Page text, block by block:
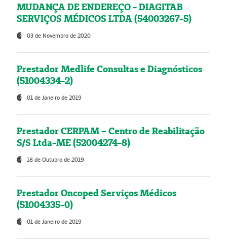
MUDANÇA DE ENDEREÇO - DIAGITAB
SERVIÇOS MÉDICOS LTDA (54003267-5)
03 de Novembro de 2020
Prestador Medlife Consultas e Diagnósticos
(51004334-2)
01 de Janeiro de 2019
Prestador CERPAM – Centro de Reabilitação
S/S Ltda-ME (52004274-8)
18 de Outubro de 2019
Prestador Oncoped Serviços Médicos
(51004335-0)
01 de Janeiro de 2019